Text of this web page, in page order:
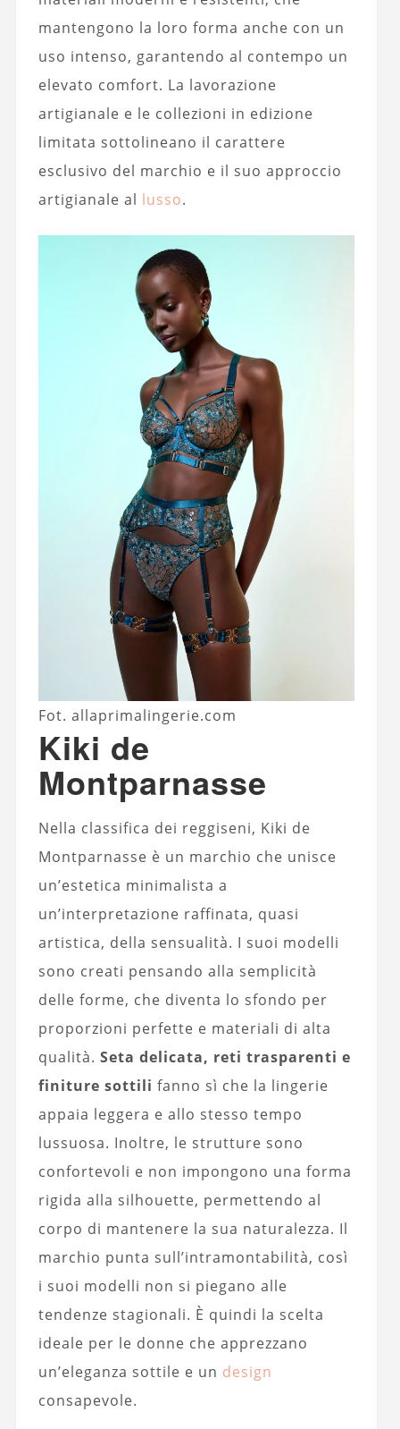
mantengono la loro forma anche con un
uso intenso, garantendo al contempo un
elevato comfort. La lavorazione
artigianale e le collezioni in edizione
limitata sottolineano il carattere
esclusivo del marchio e il suo approccio
artigianale al lusso.
Fot. allaprimalingerie.com
Kiki de
Montparnasse
Nella classifica dei reggiseni, Kiki de
Montparnasse è un marchio che unisce
un’estetica minimalista a
un’interpretazione raffinata, quasi
artistica, della sensualità. I suoi modelli
sono creati pensando alla semplicità
delle forme, che diventa lo sfondo per
proporzioni perfette e materiali di alta
qualità. Seta delicata, reti trasparenti e
finiture sottili fanno sì che la lingerie
appaia leggera e allo stesso tempo
lussuosa. Inoltre, le strutture sono
confortevoli e non impongono una forma
rigida alla silhouette, permettendo al
corpo di mantenere la sua naturalezza. Il
marchio punta sull’intramontabilità, così
i suoi modelli non si piegano alle
tendenze stagionali. È quindi la scelta
ideale per le donne che apprezzano
un’eleganza sottile e un design
consapevole.